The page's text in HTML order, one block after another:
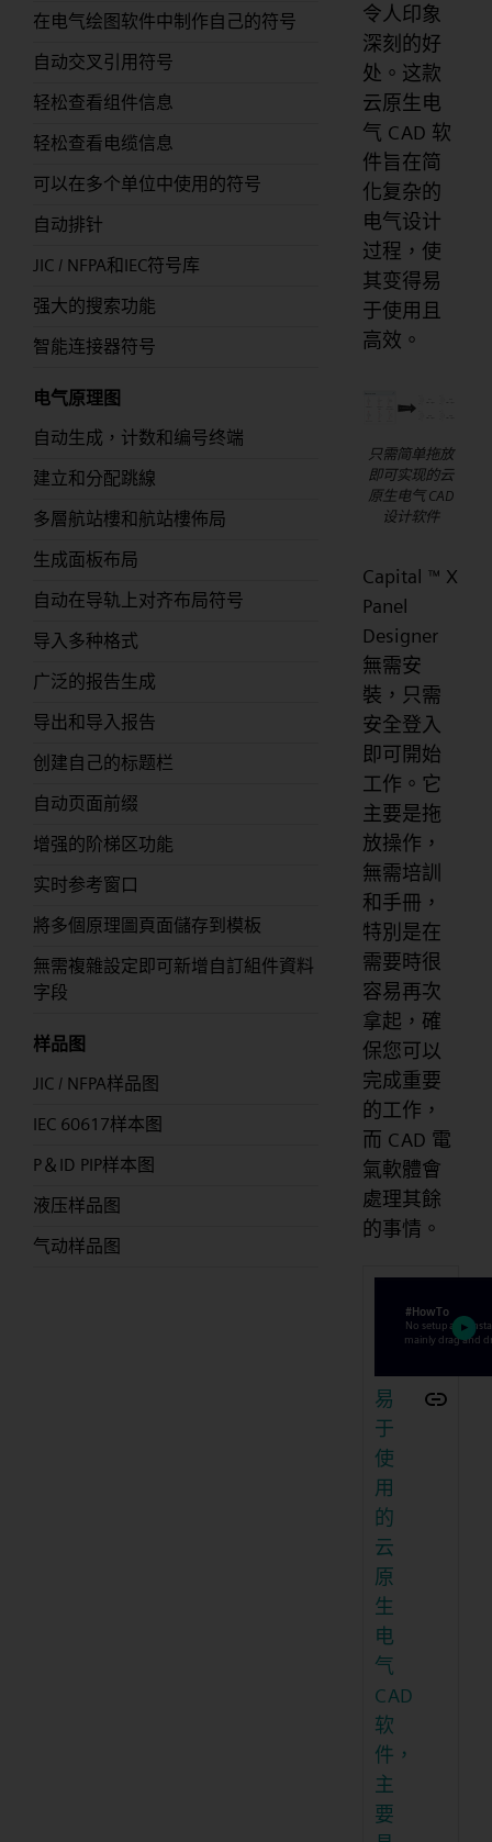
在电气绘图软件中制作自己的符号
自动交叉引用符号
轻松查看组件信息
轻松查看电缆信息
可以在多个单位中使用的符号
自动排针
JIC / NFPA和IEC符号库
强大的搜索功能
智能连接器符号
电气原理图
自动生成，计数和编号终端
建立和分配跳線
多層航站樓和航站樓佈局
生成面板布局
自动在导轨上对齐布局符号
导入多种格式
广泛的报告生成
导出和导入报告
创建自己的标题栏
自动页面前缀
增强的阶梯区功能
实时参考窗口
將多個原理圖頁面儲存到模板
無需複雜設定即可新增自訂組件資料
字段
样品图
JIC / NFPA样品图
IEC 60617样本图
P＆ID PIP样本图
液压样品图
气动样品图
令人印象
深刻的好
处。这款
云原生电
气 CAD 软
件旨在简
化复杂的
电气设计
过程，使
其变得易
于使用且
高效。
只需简单拖放
即可实现的云
原生电气 CAD
设计软件
Capital ™ X
Panel
Designer
無需安
裝，只需
安全登入
即可開始
工作。它
主要是拖
放操作，
無需培訓
和手冊，
特別是在
需要時很
容易再次
拿起，確
保您可以
完成重要
的工作，
而 CAD 電
氣軟體會
處理其餘
的事情。
易
于
使
用
的
云
原
生
电
气
CAD
软
件，
主
要